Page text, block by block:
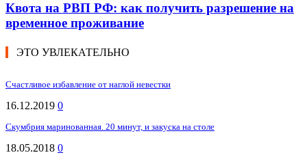
Квота на РВП РФ: как получить разрешение на
временное проживание
ЭТО УВЛЕКАТЕЛЬНО
Счастливое избавление от наглой невестки
16.12.2019 0
Скумбрия маринованная. 20 минут, и закуска на столе
18.05.2018 0